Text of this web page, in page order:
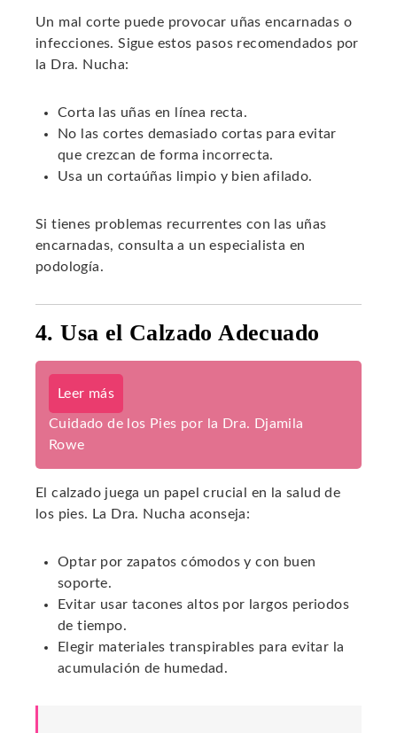
Un mal corte puede provocar uñas encarnadas o
infecciones. Sigue estos pasos recomendados por
la Dra. Nucha:
Corta las uñas en línea recta.
No las cortes demasiado cortas para evitar
que crezcan de forma incorrecta.
Usa un cortaúñas limpio y bien afilado.
Si tienes problemas recurrentes con las uñas
encarnadas, consulta a un especialista en
podología.
4. Usa el Calzado Adecuado
Leer más
Cuidado de los Pies por la Dra. Djamila
Rowe
El calzado juega un papel crucial en la salud de
los pies. La Dra. Nucha aconseja:
Optar por zapatos cómodos y con buen
soporte.
Evitar usar tacones altos por largos periodos
de tiempo.
Elegir materiales transpirables para evitar la
acumulación de humedad.